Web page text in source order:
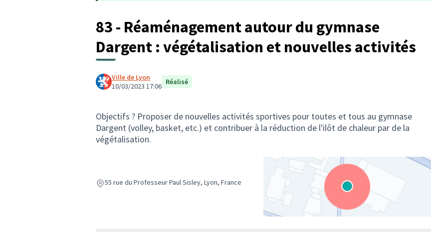
83 - Réaménagement autour du gymnase
Dargent : végétalisation et nouvelles activités
Ville de Lyon
10/03/2023 17:06 Réalisé
Objectifs ? Proposer de nouvelles activités sportives pour toutes et tous au gymnase
Dargent (volley, basket, etc.) et contribuer à la réduction de l'ilôt de chaleur par de la
végétalisation.
55 rue du Professeur Paul Sisley, Lyon, France